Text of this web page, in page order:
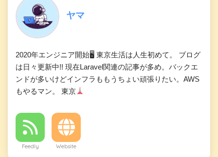
ヤマ
2020年エンジニア開始🖥 東京生活は人生初めて。 ブログ
は日々更新中!! 現在Laravel関連の記事が多め。バックエ
ンドが多いけどインフラももうちょい頑張りたい。AWS
もやるマン。 東京
Feedly Website